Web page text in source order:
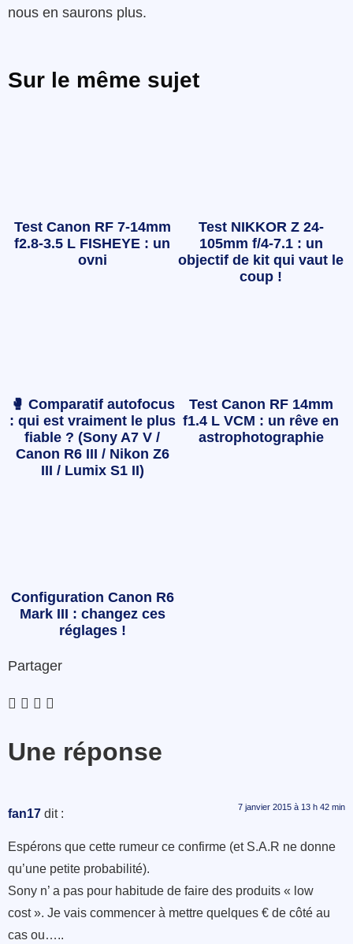
nous en saurons plus.
Sur le même sujet
Test Canon RF 7-14mm
f2.8-3.5 L FISHEYE : un
ovni
Test NIKKOR Z 24-
105mm f/4-7.1 : un
objectif de kit qui vaut le
coup !
🥊 Comparatif autofocus
: qui est vraiment le plus
fiable ? (Sony A7 V /
Canon R6 III / Nikon Z6
III / Lumix S1 II)
Test Canon RF 14mm
f1.4 L VCM : un rêve en
astrophotographie
Configuration Canon R6
Mark III : changez ces
réglages !
Partager
Une réponse
fan17 dit : 7 janvier 2015 à 13 h 42 min
Espérons que cette rumeur ce confirme (et S.A.R ne donne
qu’une petite probabilité).
Sony n’ a pas pour habitude de faire des produits « low
cost ». Je vais commencer à mettre quelques € de côté au
cas ou…..